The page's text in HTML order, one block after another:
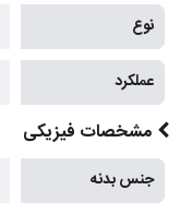
نوع
عملکرد
مشخصات فیزیکی
جنس بدنه